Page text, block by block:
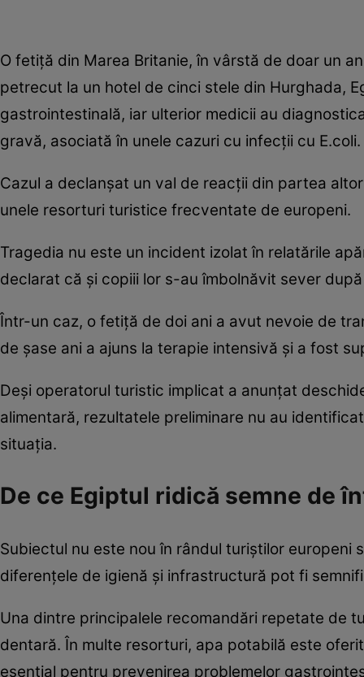
O fetiță din Marea Britanie, în vârstă de doar un
petrecut la un hotel de cinci stele din Hurghada,
gastrointestinală, iar ulterior medicii au
gravă, asociată în unele cazuri cu infecții cu E.coli.
Cazul a declanșat un val de reacții din partea
unele resorturi turistice frecventate de europeni.
Tragedia nu este un incident izolat în relatările
declarat că și copiii lor s-au îmbolnăvit sever
Într-un caz, o fetiță de doi ani a avut nevoie de
de șase ani a ajuns la terapie intensivă și a fost
Deși operatorul turistic implicat a anunțat
alimentară, rezultatele preliminare nu au
situația.
De ce Egiptul ridică semne de
Subiectul nu este nou în rândul turiștilor europeni
diferențele de igienă și infrastructură pot fi
Una dintre principalele recomandări repetate de
dentară. În multe resorturi, apa potabilă este
esențial pentru prevenirea problemelor